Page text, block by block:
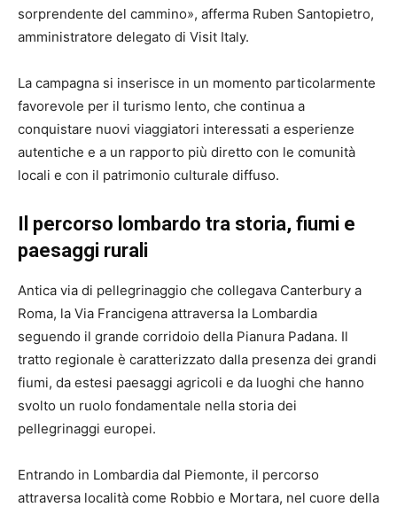
sorprendente del cammino», afferma Ruben Santopietro,
amministratore delegato di Visit Italy.
La campagna si inserisce in un momento particolarmente
favorevole per il turismo lento, che continua a
conquistare nuovi viaggiatori interessati a esperienze
autentiche e a un rapporto più diretto con le comunità
locali e con il patrimonio culturale diffuso.
Il percorso lombardo tra storia, fiumi e
paesaggi rurali
Antica via di pellegrinaggio che collegava Canterbury a
Roma, la Via Francigena attraversa la Lombardia
seguendo il grande corridoio della Pianura Padana. Il
tratto regionale è caratterizzato dalla presenza dei grandi
fiumi, da estesi paesaggi agricoli e da luoghi che hanno
svolto un ruolo fondamentale nella storia dei
pellegrinaggi europei.
Entrando in Lombardia dal Piemonte, il percorso
attraversa località come Robbio e Mortara, nel cuore della